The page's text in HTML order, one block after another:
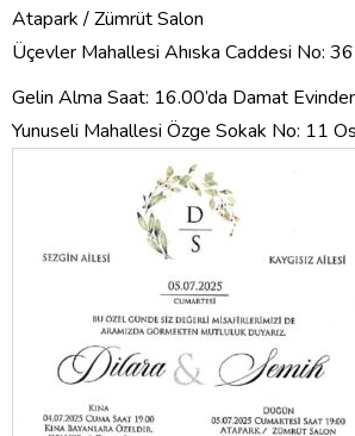
Atapark / Zümrüt Salon
Üçevler Mahallesi Ahıska Caddesi No:
Gelin Alma Saat: 16.00’da Damat
Yunuseli Mahallesi Özge Sokak No: 11